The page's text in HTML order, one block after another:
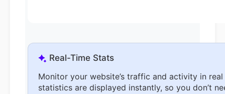
Real-Time Stats
Monitor your website’s traffic and activity in real
statistics are displayed instantly, so you don’t